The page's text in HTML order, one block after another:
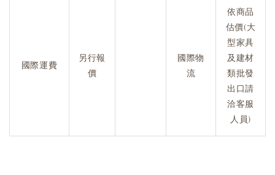
國際運費
另行報
價
國際物
流
依商品
估價(大
型家具
及建材
類批發
出口請
洽客服
人員)